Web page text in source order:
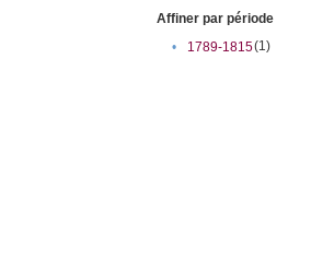
Affiner par période
•
1789-1815(1)